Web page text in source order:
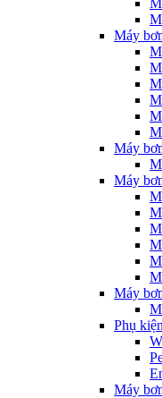
Máy
Máy
Máy
Máy
Phụ
Máy